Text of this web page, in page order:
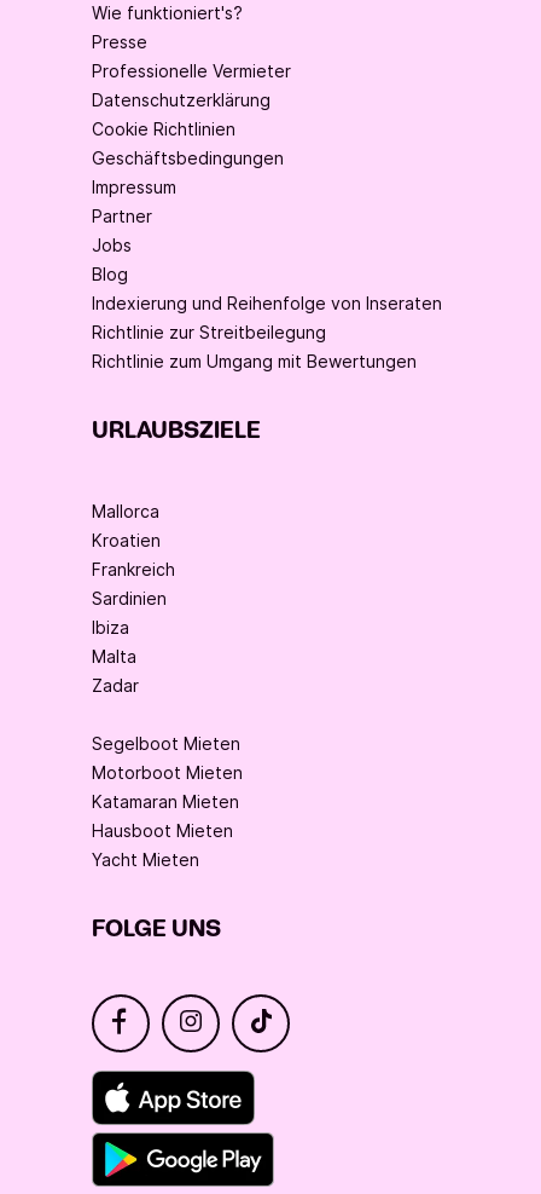
Wie funktioniert's?
Presse
Professionelle Vermieter
Datenschutzerklärung
Cookie Richtlinien
Geschäftsbedingungen
Impressum
Partner
Jobs
Blog
Indexierung und Reihenfolge von Inseraten
Richtlinie zur Streitbeilegung
Richtlinie zum Umgang mit Bewertungen
URLAUBSZIELE
Mallorca
Kroatien
Frankreich
Sardinien
Ibiza
Malta
Zadar
Segelboot Mieten
Motorboot Mieten
Katamaran Mieten
Hausboot Mieten
Yacht Mieten
FOLGE UNS